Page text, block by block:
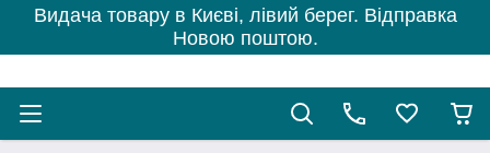
Видача товару в Києві, лівий берег. Відправка
Новою поштою.